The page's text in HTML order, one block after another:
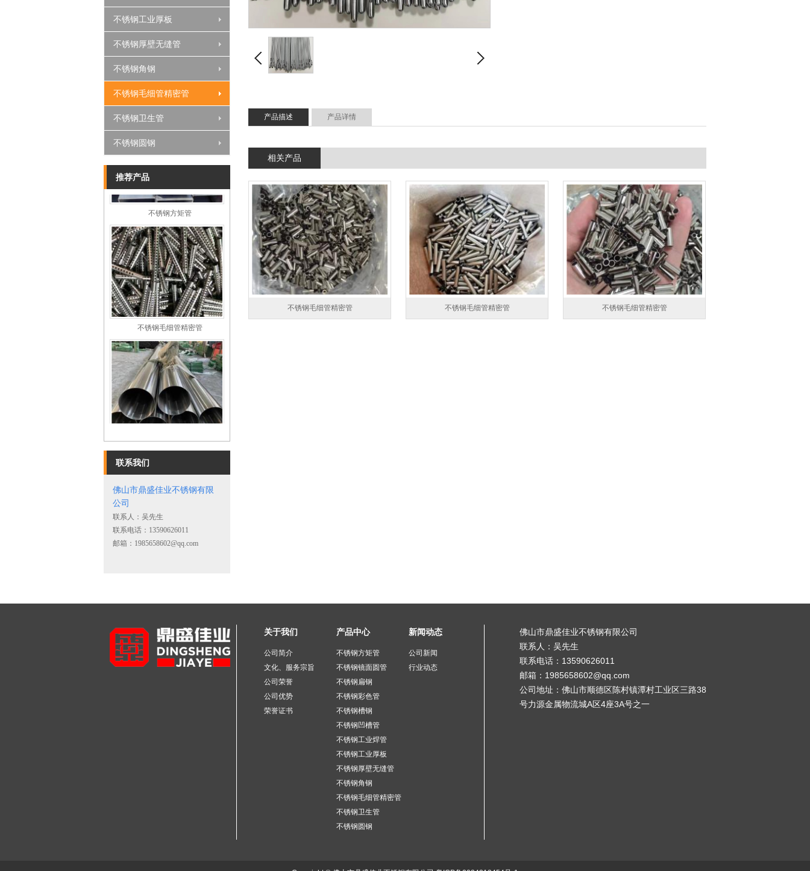
不锈钢工业厚板
不锈钢厚壁无缝管
不锈钢角钢
不锈钢毛细管精密管
不锈钢卫生管
不锈钢圆钢
推荐产品
不锈钢凹槽管
不锈钢方矩管
不锈钢毛细管精密管
不锈钢角钢
不锈钢工业焊管
联系我们
佛山市鼎盛佳业不锈钢有限
公司
联系人：吴先生
联系电话：13590626011
邮箱：1985658602@qq.com
产品描述 产品详情
相关产品
不锈钢毛细管精密管 不锈钢毛细管精密管 不锈钢毛细管精密管
关于我们
公司简介
文化、服务宗旨
公司荣誉
公司优势
荣誉证书
产品中心
不锈钢方矩管
不锈钢镜面圆管
不锈钢扁钢
不锈钢彩色管
不锈钢槽钢
不锈钢凹槽管
不锈钢工业焊管
不锈钢工业厚板
不锈钢厚壁无缝管
不锈钢角钢
不锈钢毛细管精密管
不锈钢卫生管
不锈钢圆钢
新闻动态
公司新闻
行业动态
佛山市鼎盛佳业不锈钢有限公司
联系人：吴先生
联系电话：13590626011
邮箱：1985658602@qq.com
公司地址：佛山市顺德区陈村镇潭村工业区三路38
号力源金属物流城A区4座3A号之一